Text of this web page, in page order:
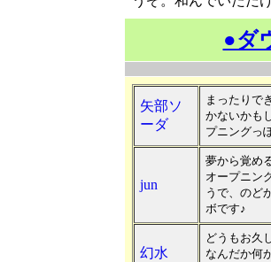
●ダ
矢部ソ
ーダ
まったりで
かないかも
プニングっ
jun
夢から覚め
オープニン
うで、のど
ボです♪
幻水
どうもお久
なんだか何